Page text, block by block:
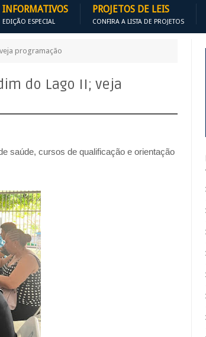
INFORMATIVOS
EDIÇÃO ESPECIAL
PROJETOS DE LEIS
CONFIRA A LISTA DE PROJETOS
programação
do Lago II; veja
saúde, cursos de qualificação e orientação